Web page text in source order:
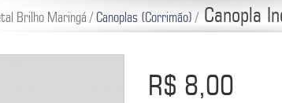
Brilho Maringá /Canoplas (Corrimão) /Canopla
R$ 8,00